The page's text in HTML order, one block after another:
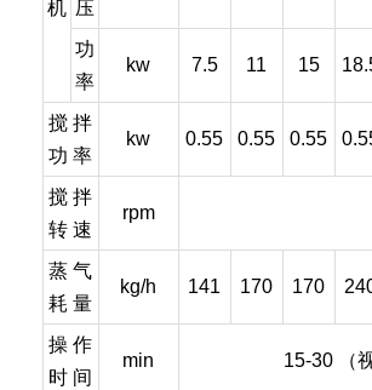
机 压
功
率
kw 7.5 11 15
搅 拌
功 率
kw 0.55 0.55 0.55
搅 拌
转 速
rpm
蒸 气
耗 量
kg/h 141 170 170
操 作
时 间
min 15-30 （